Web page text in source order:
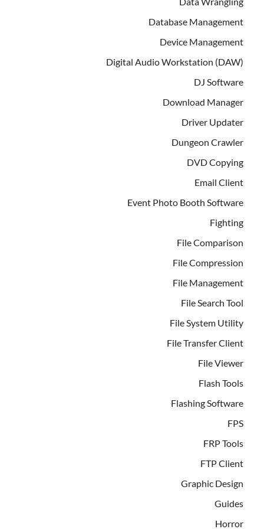
Database Management
Device Management
Digital Audio Workstation (DAW)
DJ Software
Download Manager
Driver Updater
Dungeon Crawler
DVD Copying
Email Client
Event Photo Booth Software
Fighting
File Comparison
File Compression
File Management
File Search Tool
File System Utility
File Transfer Client
File Viewer
Flash Tools
Flashing Software
FPS
FRP Tools
FTP Client
Graphic Design
Guides
Horror